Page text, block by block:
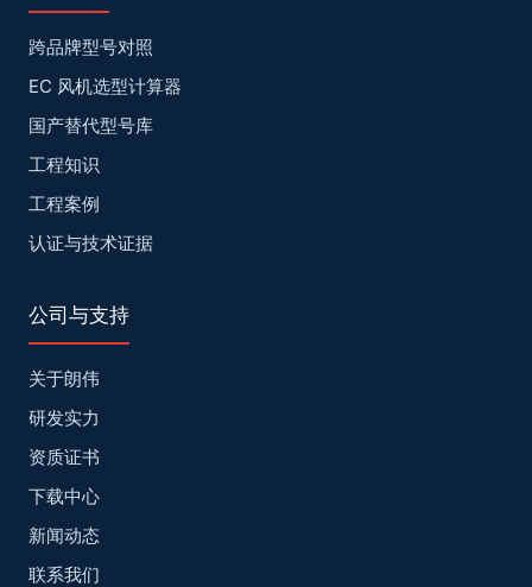
跨品牌型号对照
EC 风机选型计算器
国产替代型号库
工程知识
工程案例
认证与技术证据
公司与支持
关于朗伟
研发实力
资质证书
下载中心
新闻动态
联系我们